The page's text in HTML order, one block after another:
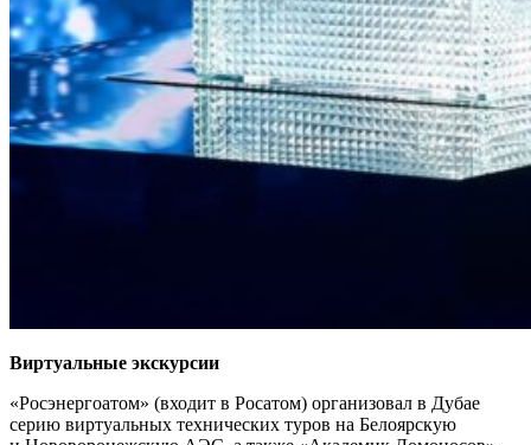
Виртуальные экскурсии
«Росэнергоатом» (входит в Росатом) организовал в Дубае
серию виртуальных технических туров на Белоярскую